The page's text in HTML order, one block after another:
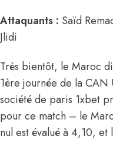
Attaquants : Saïd
Jlidi
Très bientôt, le Maroc
1ère journée de la CAN
société de paris 1xbet
pour ce match – le
nul est évalué à 4,10,